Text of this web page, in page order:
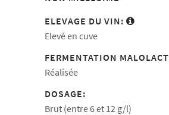
ELEVAGE DU VIN:
Elevé en cuve
FERMENTATION
Réalisée
DOSAGE:
Brut (entre 6 et 12 g/l)